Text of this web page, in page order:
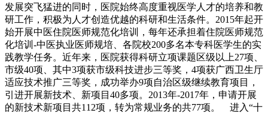
发展突飞猛进的同时，医院始终高度重视医学人才的培养和教
研工作，积极为人才创造优越的科研和生活条件。2015年起开
始开展中医住院医师规范化培训，每年还承担着住院医师规范
化培训-中医执业医师规培、各院校200多名本专科医学生的实
践教学任务。近年来，医院获得科研立项课题区级以上27项、
市级40项、其中3项获市级科技进步三等奖，4项获广西卫生厅
适应技术推广三等奖，成功举办9项自治区级继续教育项目，
引进开展新技术、新项目40多项。2013年-2017年，申请开展
的新技术新项目共112项，转为常规业务的共77项。 进入“十